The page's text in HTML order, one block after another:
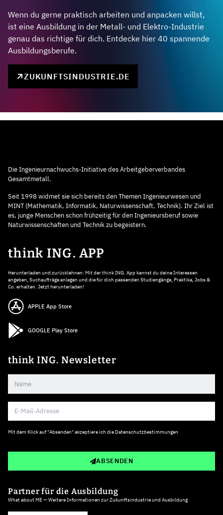
Wenn du gerne praktisch arbeiten und anpacken willst,
ist eine Ausbildung in der Metall- und Elektro-Industrie
genau das richtige für dich. Entdecke hier 40 spannende
Ausbildungsberufe.
ZUKUNFTSINDUSTRIE.DE
Die Ingenieurnachwuchs-Initiative des Arbeitgeberverbandes
Gesamtmetall.
Seit 1998 widmet sie sich bereits den Themen Ingenieurwesen und
MINT (Mathematik, Informatik, Naturwissenschaft, Technik). Ihr Ziel ist
es, junge Menschen schon frühzeitig für den Ingenieursberuf sowie
Naturwissenschaften und Technik zu begeistern.
think ING. APP
Herunterladen und zurücklehnen: Mit der think ING. App kannst du deine Interessen
angeben, Suchaufträge anlegen und die für dich passenden Studiengänge, Praktika, Jobs &
Co. erhalten. Jetzt herunterladen!
APPLE App Store
GOOGLE Play Store
think ING. Newsletter
Mit dem Klick auf "Absenden" akzeptiere ich die Datenschutzbestimmungen
ABSENDEN
Partner für die Ausbildung
What about ME — Weitere Informationen zur Zukunftsindustrie und Ausbildung